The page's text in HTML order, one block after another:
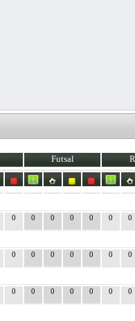
Futsal
0 0 0 0 0 0 0
0 0 0 0 0 0 0
0 0 0 0 0 0 0